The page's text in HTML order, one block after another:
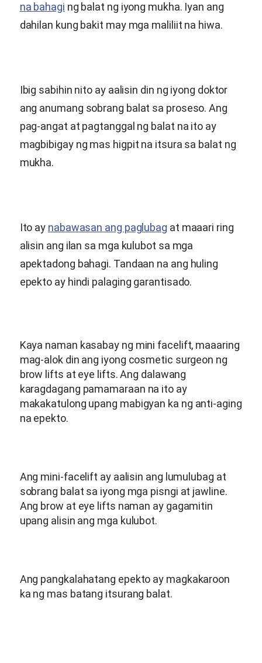
na bahagi ng balat ng iyong mukha. Iyan ang
dahilan kung bakit may mga maliliit na hiwa.
Ibig sabihin nito ay aalisin din ng iyong doktor
ang anumang sobrang balat sa proseso. Ang
pag-angat at pagtanggal ng balat na ito ay
magbibigay ng mas higpit na itsura sa balat ng
mukha.
Ito ay nabawasan ang paglubag at maaari ring
alisin ang ilan sa mga kulubot sa mga
apektadong bahagi. Tandaan na ang huling
epekto ay hindi palaging garantisado.
Kaya naman kasabay ng mini facelift, maaaring
mag-alok din ang iyong cosmetic surgeon ng
brow lifts at eye lifts. Ang dalawang
karagdagang pamamaraan na ito ay
makakatulong upang mabigyan ka ng anti-aging
na epekto.
Ang mini-facelift ay aalisin ang lumulubag at
sobrang balat sa iyong mga pisngi at jawline.
Ang brow at eye lifts naman ay gagamitin
upang alisin ang mga kulubot.
Ang pangkalahatang epekto ay magkakaroon
ka ng mas batang itsurang balat.